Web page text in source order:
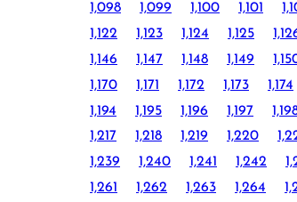
1,098
1,099 1,100 1,101
1,122
1,123 1,124 1,125
1,146
1,147 1,148 1,149
1,170
1,171 1,172 1,173 1,174
1,194
1,195 1,196 1,197
1,217
1,218 1,219 1,220
1,239
1,240 1,241 1,242
1,261
1,262 1,263 1,264